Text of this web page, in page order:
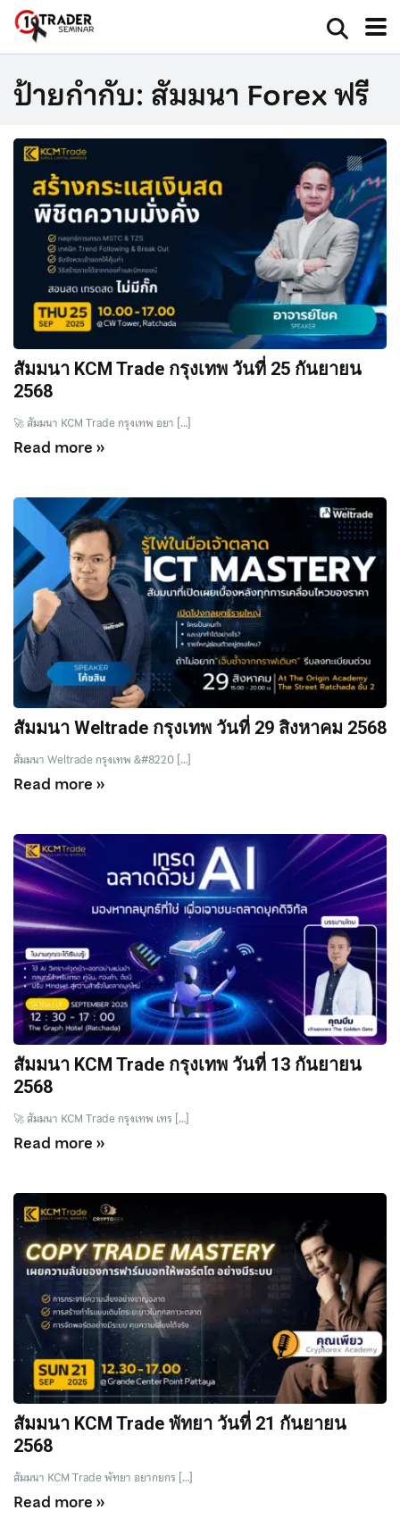
ป้ายกำกับ: สัมมนา Forex ฟรี
สัมมนา KCM Trade กรุงเทพ วันที่ 25 กันยายน
2568
🚀 สัมมนา KCM Trade กรุงเทพ อยา […]
Read more »
สัมมนา Weltrade กรุงเทพ วันที่ 29 สิงหาคม 2568
สัมมนา Weltrade กรุงเทพ &#8220 […]
Read more »
สัมมนา KCM Trade กรุงเทพ วันที่ 13 กันยายน
2568
🚀 สัมมนา KCM Trade กรุงเทพ เทร […]
Read more »
สัมมนา KCM Trade พัทยา วันที่ 21 กันยายน
2568
สัมมนา KCM Trade พัทยา อยากยกร […]
Read more »